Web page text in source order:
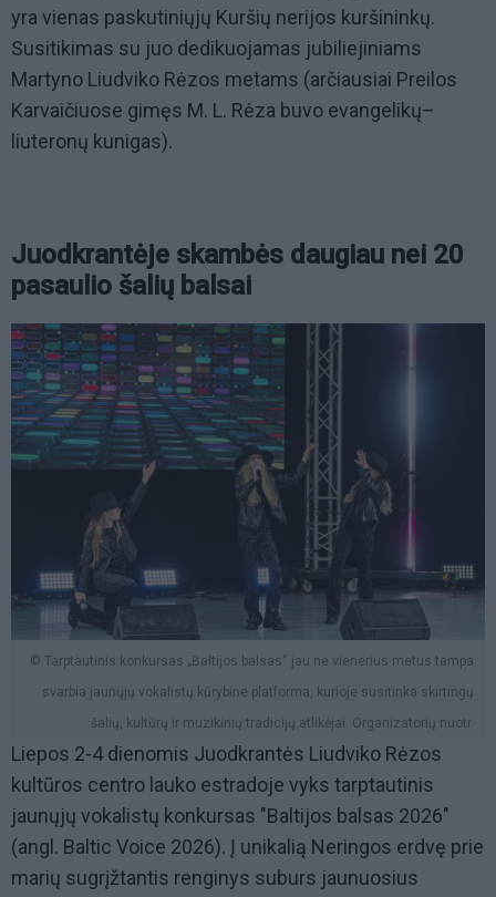
yra vienas paskutiniųjų Kuršių nerijos kuršininkų.
Susitikimas su juo dedikuojamas jubiliejiniams
Martyno Liudviko Rėzos metams (arčiausiai Preilos
Karvaičiuose gimęs M. L. Rėza buvo evangelikų–
liuteronų kunigas).
Juodkrantėje skambės daugiau nei 20
pasaulio šalių balsai
© Tarptautinis konkursas „Baltijos balsas“ jau ne vienerius metus tampa
svarbia jaunųjų vokalistų kūrybine platforma, kurioje susitinka skirtingų
šalių, kultūrų ir muzikinių tradicijų atlikėjai. Organizatorių nuotr.
Liepos 2-4 dienomis Juodkrantės Liudviko Rėzos
kultūros centro lauko estradoje vyks tarptautinis
jaunųjų vokalistų konkursas "Baltijos balsas 2026"
(angl. Baltic Voice 2026). Į unikalią Neringos erdvę prie
marių sugrįžtantis renginys suburs jaunuosius